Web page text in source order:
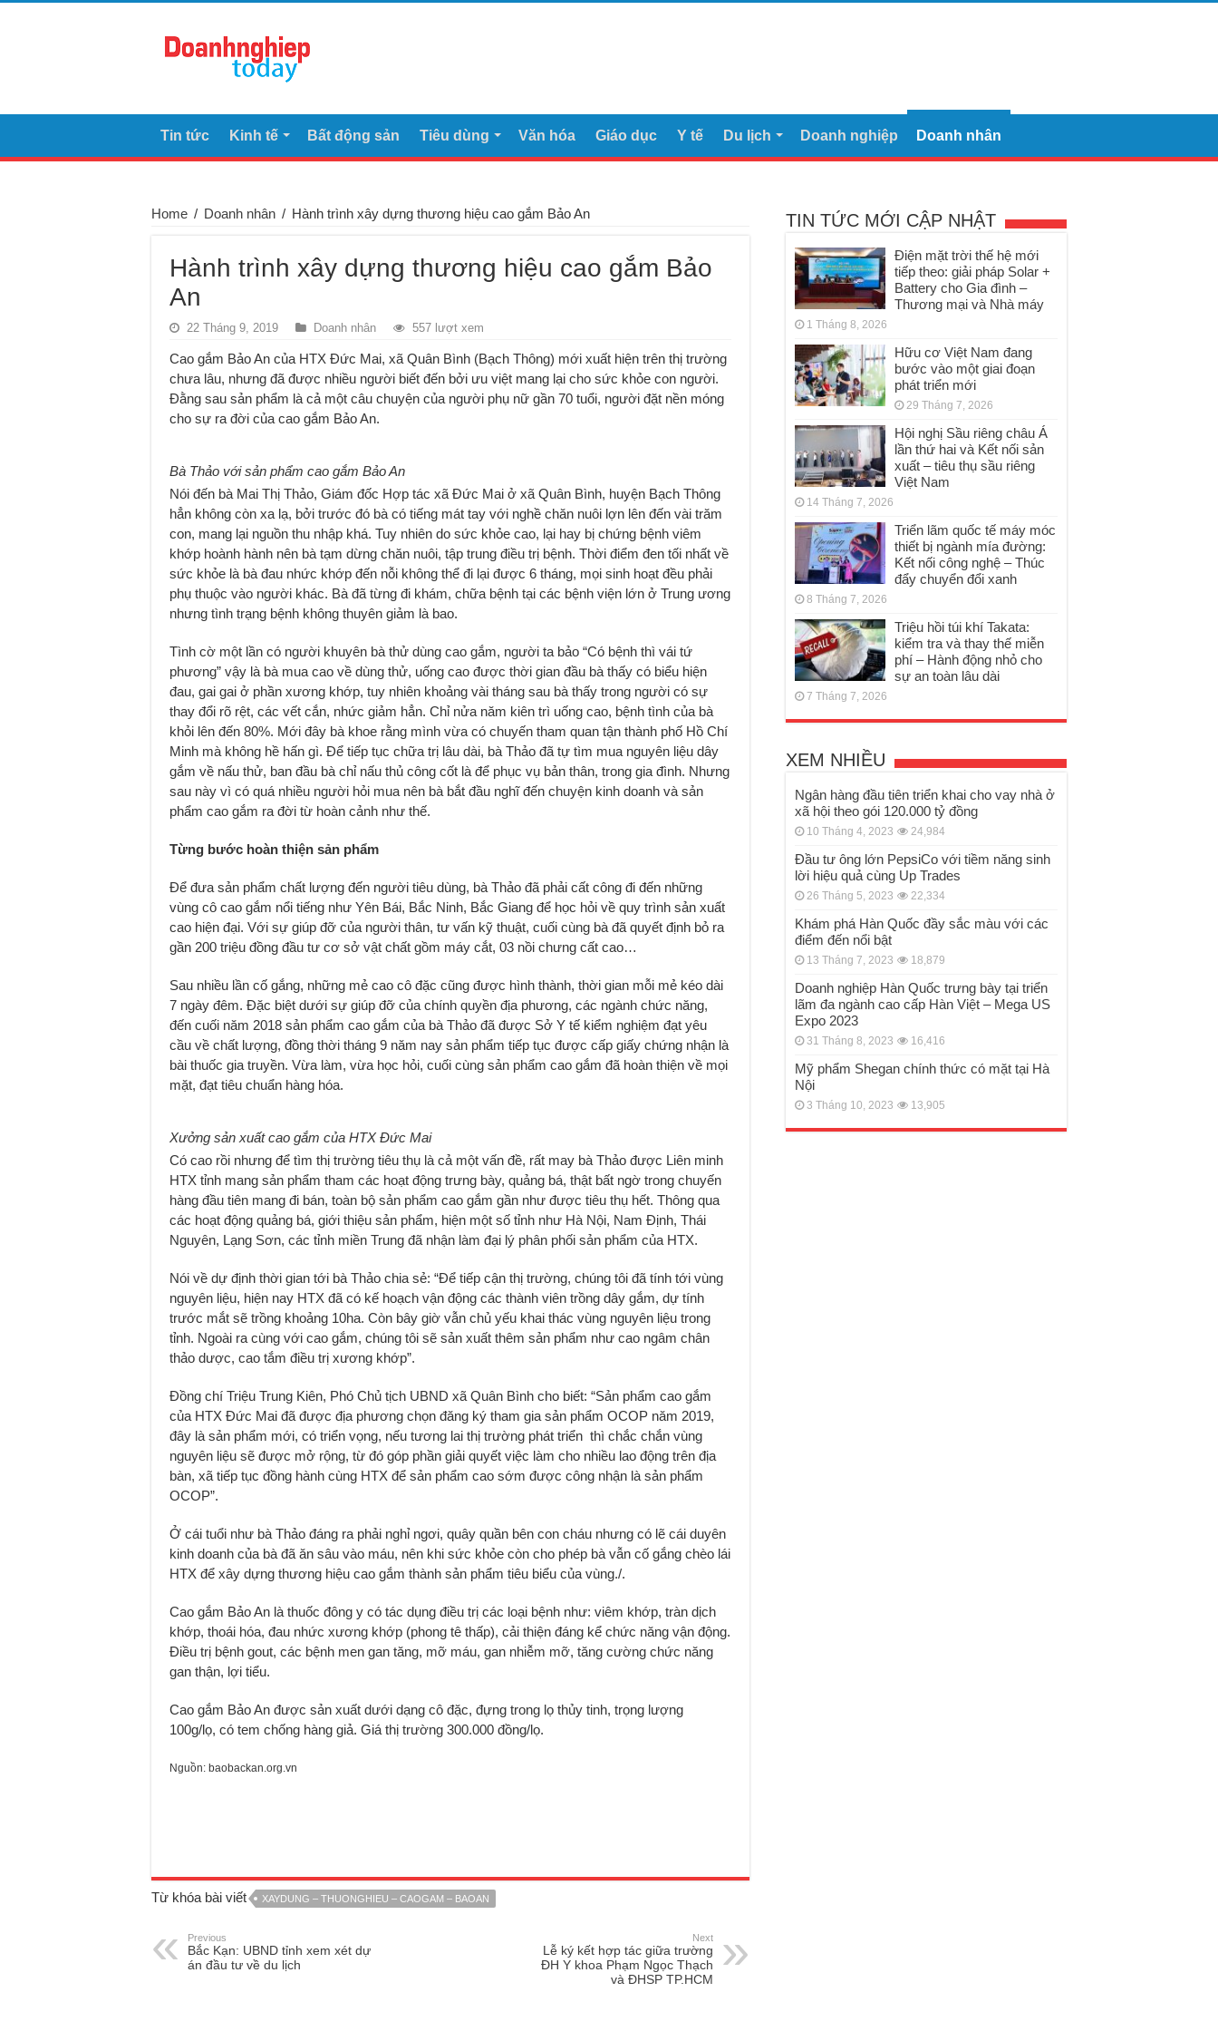
Tin tức Kinh tế Bất động sản Tiêu dùng Văn hóa Giáo dục Y tế Du lịch Doanh nghiệp Doanh nhân
Home / Doanh nhân / Hành trình xây dựng thương hiệu cao gắm Bảo An
Hành trình xây dựng thương hiệu cao gắm Bảo
An
22 Tháng 9, 2019 Doanh nhân 557 lượt xem
Cao gắm Bảo An của HTX Đức Mai, xã Quân Bình (Bạch Thông) mới xuất hiện trên thị trường
chưa lâu, nhưng đã được nhiều người biết đến bởi ưu việt mang lại cho sức khỏe con người.
Đằng sau sản phẩm là cả một câu chuyện của người phụ nữ gần 70 tuổi, người đặt nền móng
cho sự ra đời của cao gắm Bảo An.
Bà Thảo với sản phẩm cao gắm Bảo An
Nói đến bà Mai Thị Thảo, Giám đốc Hợp tác xã Đức Mai ở xã Quân Bình, huyện Bạch Thông
hẳn không còn xa lạ, bởi trước đó bà có tiếng mát tay với nghề chăn nuôi lợn lên đến vài trăm
con, mang lại nguồn thu nhập khá. Tuy nhiên do sức khỏe cao, lại hay bị chứng bệnh viêm
khớp hoành hành nên bà tạm dừng chăn nuôi, tập trung điều trị bệnh. Thời điểm đen tối nhất về
sức khỏe là bà đau nhức khớp đến nỗi không thể đi lại được 6 tháng, mọi sinh hoạt đều phải
phụ thuộc vào người khác. Bà đã từng đi khám, chữa bệnh tại các bệnh viện lớn ở Trung ương
nhưng tình trạng bệnh không thuyên giảm là bao.
Tình cờ một lần có người khuyên bà thử dùng cao gắm, người ta bảo “Có bệnh thì vái tứ
phương” vậy là bà mua cao về dùng thử, uống cao được thời gian đầu bà thấy có biểu hiện
đau, gai gai ở phần xương khớp, tuy nhiên khoảng vài tháng sau bà thấy trong người có sự
thay đổi rõ rệt, các vết cắn, nhức giảm hẳn. Chỉ nửa năm kiên trì uống cao, bệnh tình của bà
khỏi lên đến 80%. Mới đây bà khoe rằng mình vừa có chuyến tham quan tận thành phố Hồ Chí
Minh mà không hề hấn gì. Để tiếp tục chữa trị lâu dài, bà Thảo đã tự tìm mua nguyên liệu dây
gắm về nấu thử, ban đầu bà chỉ nấu thủ công cốt là để phục vụ bản thân, trong gia đình. Nhưng
sau này vì có quá nhiều người hỏi mua nên bà bắt đầu nghĩ đến chuyện kinh doanh và sản
phẩm cao gắm ra đời từ hoàn cảnh như thế.
Từng bước hoàn thiện sản phẩm
Để đưa sản phẩm chất lượng đến người tiêu dùng, bà Thảo đã phải cất công đi đến những
vùng cô cao gắm nổi tiếng như Yên Bái, Bắc Ninh, Bắc Giang để học hỏi về quy trình sản xuất
cao hiện đại. Với sự giúp đỡ của người thân, tư vấn kỹ thuật, cuối cùng bà đã quyết định bỏ ra
gần 200 triệu đồng đầu tư cơ sở vật chất gồm máy cắt, 03 nồi chưng cất cao…
Sau nhiều lần cố gắng, những mẻ cao cô đặc cũng được hình thành, thời gian mỗi mẻ kéo dài
7 ngày đêm. Đặc biệt dưới sự giúp đỡ của chính quyền địa phương, các ngành chức năng,
đến cuối năm 2018 sản phẩm cao gắm của bà Thảo đã được Sở Y tế kiểm nghiệm đạt yêu
cầu về chất lượng, đồng thời tháng 9 năm nay sản phẩm tiếp tục được cấp giấy chứng nhận là
bài thuốc gia truyền. Vừa làm, vừa học hỏi, cuối cùng sản phẩm cao gắm đã hoàn thiện về mọi
mặt, đạt tiêu chuẩn hàng hóa.
Xưởng sản xuất cao gắm của HTX Đức Mai
Có cao rồi nhưng để tìm thị trường tiêu thụ là cả một vấn đề, rất may bà Thảo được Liên minh
HTX tỉnh mang sản phẩm tham các hoạt động trưng bày, quảng bá, thật bất ngờ trong chuyến
hàng đầu tiên mang đi bán, toàn bộ sản phẩm cao gắm gần như được tiêu thụ hết. Thông qua
các hoạt động quảng bá, giới thiệu sản phẩm, hiện một số tỉnh như Hà Nội, Nam Định, Thái
Nguyên, Lạng Sơn, các tỉnh miền Trung đã nhận làm đại lý phân phối sản phẩm của HTX.
Nói về dự định thời gian tới bà Thảo chia sẻ: “Để tiếp cận thị trường, chúng tôi đã tính tới vùng
nguyên liệu, hiện nay HTX đã có kế hoạch vận động các thành viên trồng dây gắm, dự tính
trước mắt sẽ trồng khoảng 10ha. Còn bây giờ vẫn chủ yếu khai thác vùng nguyên liệu trong
tỉnh. Ngoài ra cùng với cao gắm, chúng tôi sẽ sản xuất thêm sản phẩm như cao ngâm chân
thảo dược, cao tắm điều trị xương khớp”.
Đồng chí Triệu Trung Kiên, Phó Chủ tịch UBND xã Quân Bình cho biết: “Sản phẩm cao gắm
của HTX Đức Mai đã được địa phương chọn đăng ký tham gia sản phẩm OCOP năm 2019,
đây là sản phẩm mới, có triển vọng, nếu tương lai thị trường phát triển thì chắc chắn vùng
nguyên liệu sẽ được mở rộng, từ đó góp phần giải quyết việc làm cho nhiều lao động trên địa
bàn, xã tiếp tục đồng hành cùng HTX để sản phẩm cao sớm được công nhận là sản phẩm
OCOP”.
Ở cái tuổi như bà Thảo đáng ra phải nghỉ ngơi, quây quần bên con cháu nhưng có lẽ cái duyên
kinh doanh của bà đã ăn sâu vào máu, nên khi sức khỏe còn cho phép bà vẫn cố gắng chèo lái
HTX để xây dựng thương hiệu cao gắm thành sản phẩm tiêu biểu của vùng./.
Cao gắm Bảo An là thuốc đông y có tác dụng điều trị các loại bệnh như: viêm khớp, tràn dịch
khớp, thoái hóa, đau nhức xương khớp (phong tê thấp), cải thiện đáng kể chức năng vận động.
Điều trị bệnh gout, các bệnh men gan tăng, mỡ máu, gan nhiễm mỡ, tăng cường chức năng
gan thận, lợi tiểu.
Cao gắm Bảo An được sản xuất dưới dạng cô đặc, đựng trong lọ thủy tinh, trọng lượng
100g/lọ, có tem chống hàng giả. Giá thị trường 300.000 đồng/lọ.
Nguồn: baobackan.org.vn
Từ khóa bài viết XAYDUNG – THUONGHIEU – CAOGAM – BAOAN
Previous
Bắc Kạn: UBND tỉnh xem xét dự
án đầu tư về du lịch
Next
Lễ ký kết hợp tác giữa trường
ĐH Y khoa Phạm Ngọc Thạch
và ĐHSP TP.HCM
TIN TỨC MỚI CẬP NHẬT
Điện mặt trời thế hệ mới
tiếp theo: giải pháp Solar +
Battery cho Gia đình –
Thương mại và Nhà máy
1 Tháng 8, 2026
Hữu cơ Việt Nam đang
bước vào một giai đoạn
phát triển mới
29 Tháng 7, 2026
Hội nghị Sầu riêng châu Á
lần thứ hai và Kết nối sản
xuất – tiêu thụ sầu riêng
Việt Nam
14 Tháng 7, 2026
Triển lãm quốc tế máy móc
thiết bị ngành mía đường:
Kết nối công nghệ – Thúc
đẩy chuyển đổi xanh
8 Tháng 7, 2026
Triệu hồi túi khí Takata:
kiểm tra và thay thế miễn
phí – Hành động nhỏ cho
sự an toàn lâu dài
7 Tháng 7, 2026
XEM NHIỀU
Ngân hàng đầu tiên triển khai cho vay nhà ở
xã hội theo gói 120.000 tỷ đồng
10 Tháng 4, 2023 24,984
Đầu tư ông lớn PepsiCo với tiềm năng sinh
lời hiệu quả cùng Up Trades
26 Tháng 5, 2023 22,334
Khám phá Hàn Quốc đầy sắc màu với các
điểm đến nổi bật
13 Tháng 7, 2023 18,879
Doanh nghiệp Hàn Quốc trưng bày tại triển
lãm đa ngành cao cấp Hàn Việt – Mega US
Expo 2023
31 Tháng 8, 2023 16,416
Mỹ phẩm Shegan chính thức có mặt tại Hà
Nội
3 Tháng 10, 2023 13,905